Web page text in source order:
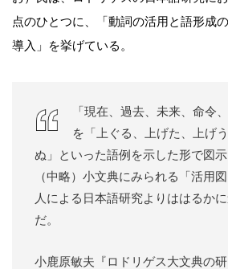
点のひとつに、「動詞の活用と語形成
導入」を挙げている。
「現在、過去、未来、命令
を「上ぐる、上げた、上げ
ぬ」といった語例を示した形で図示
（中略）小文典にみられる「活用
人による日本語研究よりははるか
だ。
小鹿原敏夫『ロドリゲス大文典の研